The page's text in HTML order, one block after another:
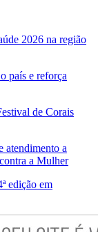
2026 na região
país e reforça
de Corais
atendimento a
a Mulher
edição em